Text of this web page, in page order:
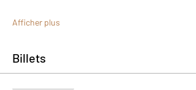
Afficher plus
Billets